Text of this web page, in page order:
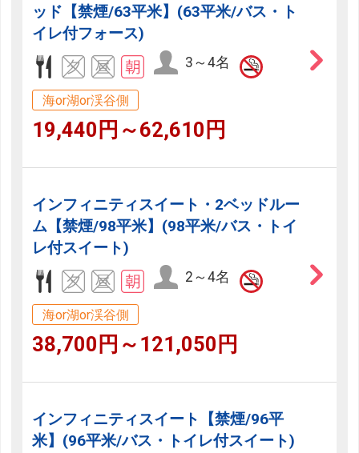
ッド【禁煙/63平米】(63平米/バス・ト
イレ付フォース)
3～4名
海or湖or渓谷側
19,440円～62,610円
インフィニティスイート・2ベッドルー
ム【禁煙/98平米】(98平米/バス・トイ
レ付スイート)
2～4名
海or湖or渓谷側
38,700円～121,050円
インフィニティスイート【禁煙/96平
米】(96平米/バス・トイレ付スイート)